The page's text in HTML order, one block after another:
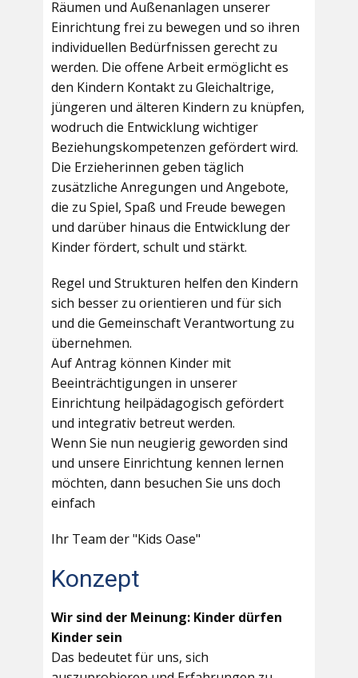
Räumen und Außenanlagen unserer
Einrichtung frei zu bewegen und so ihren
individuellen Bedürfnissen gerecht zu
werden. Die offene Arbeit ermöglicht es
den Kindern Kontakt zu Gleichaltrige,
jüngeren und älteren Kindern zu knüpfen,
wodruch die Entwicklung wichtiger
Beziehungskompetenzen gefördert wird.
Die Erzieherinnen geben täglich
zusätzliche Anregungen und Angebote,
die zu Spiel, Spaß und Freude bewegen
und darüber hinaus die Entwicklung der
Kinder fördert, schult und stärkt.
Regel und Strukturen helfen den Kindern
sich besser zu orientieren und für sich
und die Gemeinschaft Verantwortung zu
übernehmen.
Auf Antrag können Kinder mit
Beeinträchtigungen in unserer
Einrichtung heilpädagogisch gefördert
und integrativ betreut werden.
Wenn Sie nun neugierig geworden sind
und unsere Einrichtung kennen lernen
möchten, dann besuchen Sie uns doch
einfach
Ihr Team der "Kids Oase"
Konzept
Wir sind der Meinung: Kinder dürfen
Kinder sein
Das bedeutet für uns, sich